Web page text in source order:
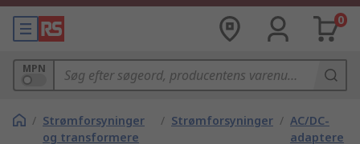
0
MPN
/ Strømforsyninger
og transformere
/ Strømforsyninger / AC/DC-
adaptere